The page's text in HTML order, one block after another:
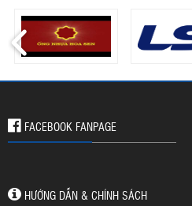
FACEBOOK FANPAGE
HƯỚNG DẪN & CHÍNH SÁCH